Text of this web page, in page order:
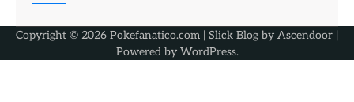
Copyright © 2026 Pokefanatico.com | Slick Blog by Ascendoor |
Powered by WordPress.